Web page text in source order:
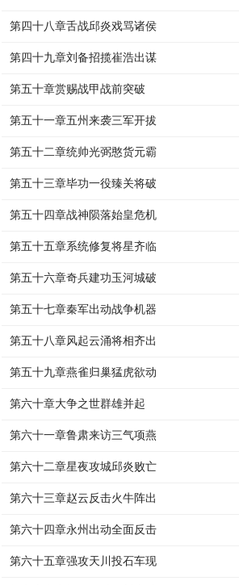
第四十八章舌战邱炎戏骂诸侯
第四十九章刘备招揽崔浩出谋
第五十章赏赐战甲战前突破
第五十一章五州来袭三军开拔
第五十二章统帅光弼憨货元霸
第五十三章毕功一役臻关将破
第五十四章战神陨落始皇危机
第五十五章系统修复将星齐临
第五十六章奇兵建功玉河城破
第五十七章秦军出动战争机器
第五十八章风起云涌将相齐出
第五十九章燕雀归巢猛虎欲动
第六十章大争之世群雄并起
第六十一章鲁肃来访三气项燕
第六十二章星夜攻城邱炎败亡
第六十三章赵云反击火牛阵出
第六十四章永州出动全面反击
第六十五章强攻天川投石车现